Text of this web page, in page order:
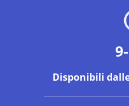
Disponibili